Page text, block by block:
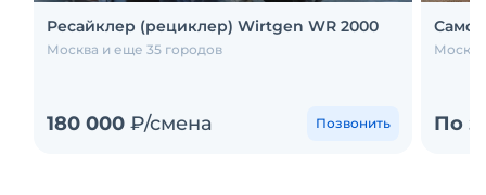
Ресайклер (рециклер) Wirtgen WR 2000
Москва и еще 35 городов
180 000 ₽/смена Позвонить
Москва
По